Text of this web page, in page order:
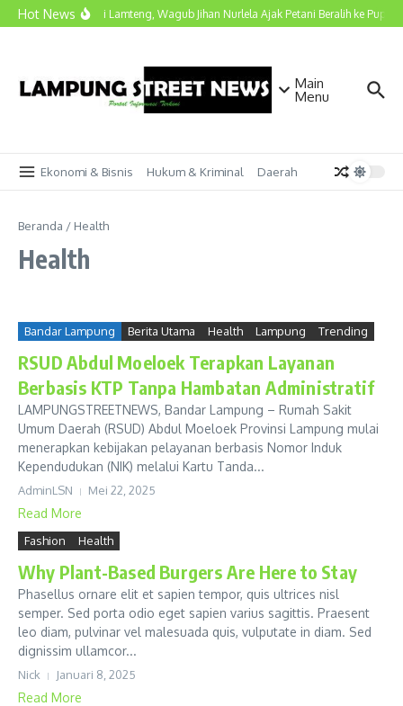
Lewati ke konten
Hot NewsKunjungi Lamteng, Wagub Jihan Nurlela Ajak Petani Beralih ke Pupuk
Main
Menu
Ekonomi & Bisnis Hukum & Kriminal Daerah
Beranda / Health
Health
Bandar Lampung Berita Utama Health Lampung Trending
RSUD Abdul Moeloek Terapkan Layanan
Berbasis KTP Tanpa Hambatan Administratif
LAMPUNGSTREETNEWS, Bandar Lampung – Rumah Sakit
Umum Daerah (RSUD) Abdul Moeloek Provinsi Lampung mulai
menerapkan kebijakan pelayanan berbasis Nomor Induk
Kependudukan (NIK) melalui Kartu Tanda...
AdminLSN Mei 22, 2025
Read More
Fashion Health
Why Plant-Based Burgers Are Here to Stay
Phasellus ornare elit et sapien tempor, quis ultrices nisl
semper. Sed porta odio eget sapien varius sagittis. Praesent
leo diam, pulvinar vel malesuada quis, vulputate in diam. Sed
dignissim ullamcor...
Nick Januari 8, 2025
Read More